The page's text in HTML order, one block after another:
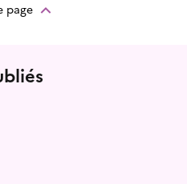
page